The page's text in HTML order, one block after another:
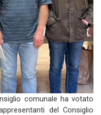
comunale ha votato
del Consiglio